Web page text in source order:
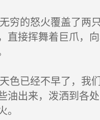
穷的怒火覆盖了两
直接挥舞着巨爪，
色已经不早了，我
油出来，泼洒到各处